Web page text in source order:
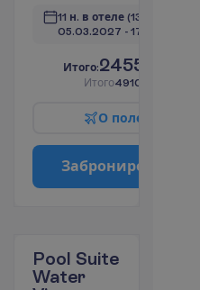
11 н. в отеле (13 н. всего)
05.03.2027 - 17.03.2027
Итого:2455.00
Итого4910.00
О поле
Заброниро
Pool Suite
Water